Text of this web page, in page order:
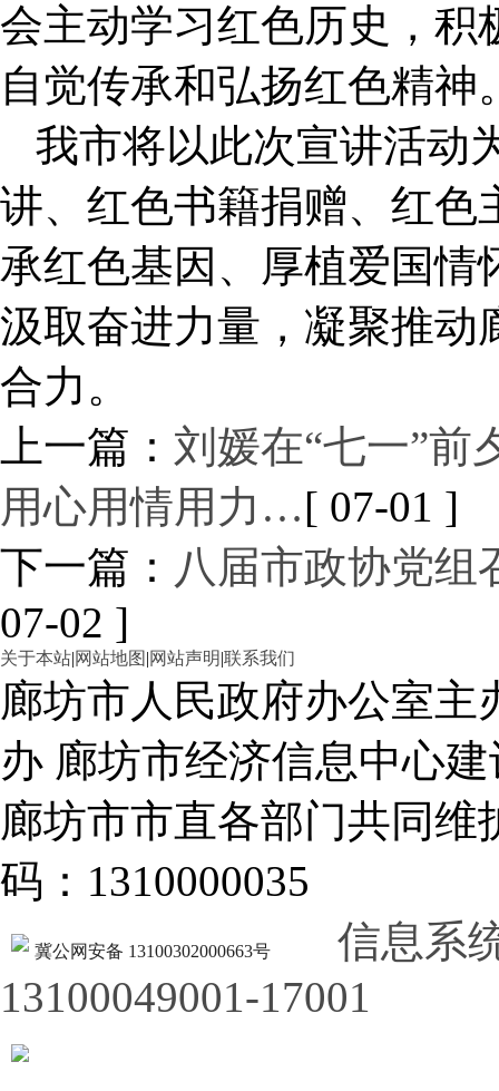
会主动学习红色历史，积
自觉传承和弘扬红色精神
我市将以此次宣讲活动
讲、红色书籍捐赠、红色
承红色基因、厚植爱国情
汲取奋进力量，凝聚推动
合力。
上一篇： 刘媛在“七一”前
用心用情用力…[ 07-01 ]
下一篇： 八届市政协党组
07-02 ]
关于本站|网站地图 |网站声明|联系我们
廊坊市人民政府办公室
办 廊坊市经济信息中心建
廊坊市市直各部门共同
码：1310000035
冀公网安备 13100302000663号
信息系
13100049001-17001